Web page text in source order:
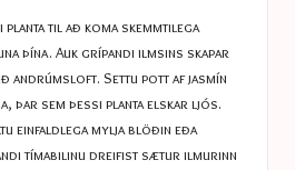
til að koma skemmtilega
þína. Auk grípandi ilmsins skapar
andrúmsloft. Settu pott af jasmín
þar sem þessi planta elskar ljós.
einfaldlega mylja blöðin eða
tímabilinu dreifist sætur ilmurinn